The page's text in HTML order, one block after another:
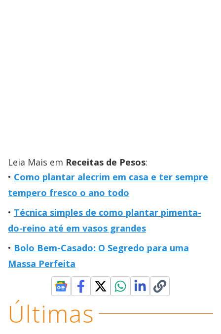
Leia Mais em Receitas de Pesos:
Como plantar alecrim em casa e ter sempre
tempero fresco o ano todo
Técnica simples de como plantar pimenta-
do-reino até em vasos grandes
Bolo Bem-Casado: O Segredo para uma
Massa Perfeita
Últimas